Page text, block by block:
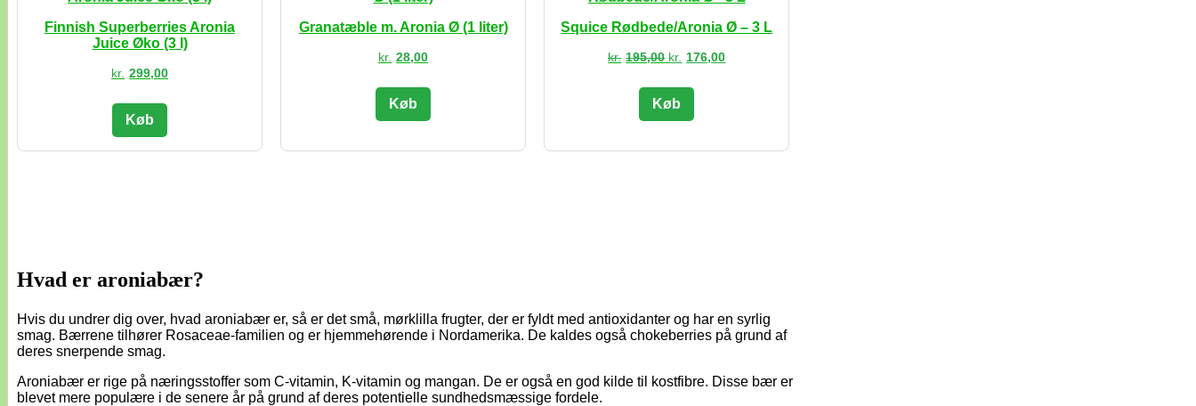
Finnish Superberries Aronia
Juice Øko (3 l)
kr. 299,00
Køb
Granatæble m. Aronia Ø (1 liter)
kr. 28,00
Køb
Squice Rødbede/Aronia Ø – 3 L
kr. 195,00 Den
pris
var:
kr.195,00.
kr. 176,00Den
Køb
Hvad er aroniabær?
Hvis du undrer dig over, hvad aroniabær er, så er det små, mørklilla frugter, der er fyldt med antioxidanter og har en syrlig
smag. Bærrene tilhører Rosaceae-familien og er hjemmehørende i Nordamerika. De kaldes også chokeberries på grund af
deres snerpende smag.
Aroniabær er rige på næringsstoffer som C-vitamin, K-vitamin og mangan. De er også en god kilde til kostfibre. Disse bær er
blevet mere populære i de senere år på grund af deres potentielle sundhedsmæssige fordele.